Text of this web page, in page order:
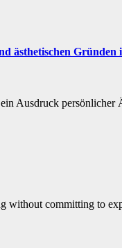
ästhetischen Gründen
Ausdruck
committing to